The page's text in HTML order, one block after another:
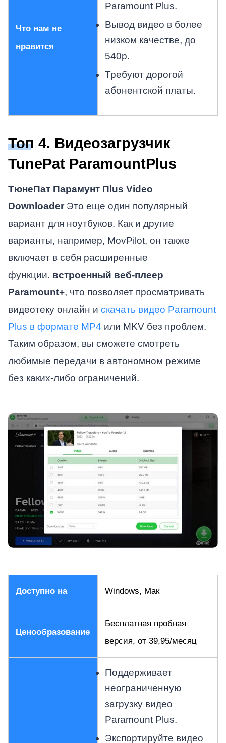
Что нам не
нравится
Paramount Plus.
Вывод видео в более
низком качестве, до
540p.
Требуют дорогой
абонентской платы.
Топ 4. Видеозагрузчик
TunePat ParamountPlus
ТюнеПат Парамунт Пlus Video
DownloaderЭто еще один популярный
вариант для ноутбуков. Как и другие
варианты, например, MovPilot, он также
включает в себя расширенные
функции. встроенный веб-плеер
Paramount+, что позволяет просматривать
видеотеку онлайн и скачать видео Paramount
Plus в формате MP4 или MKV без проблем.
Таким образом, вы сможете смотреть
любимые передачи в автономном режиме
без каких-либо ограничений.
Доступно на Windows, Мак
Ценообразование
Бесплатная пробная
версия, от 39,95/месяц
Поддерживает
неограниченную
загрузку видео
Paramount Plus.
Экспортируйте видео